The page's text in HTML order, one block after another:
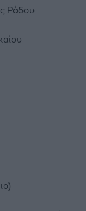
Ρόδου